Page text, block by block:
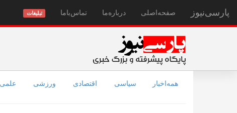
پارسی‌نیوز صفحه‌اصلی درباره‌ما تماس‌با‌ما تبلیغات
همه‌اخبار سیاسی اقتصادی ورزشی